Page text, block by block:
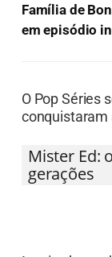
Família de
em episódio
O Pop Séries
conquistaram
Mister Ed:
gerações